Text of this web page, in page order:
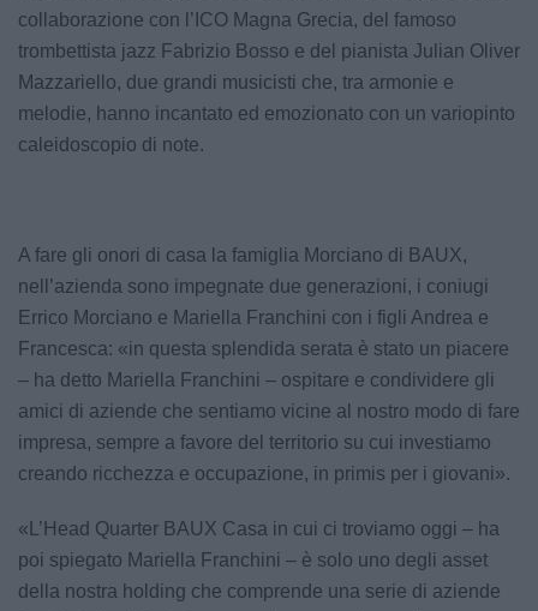
collaborazione con l’ICO Magna Grecia, del famoso
trombettista jazz Fabrizio Bosso e del pianista Julian Oliver
Mazzariello, due grandi musicisti che, tra armonie e
melodie, hanno incantato ed emozionato con un variopinto
caleidoscopio di note.
A fare gli onori di casa la famiglia Morciano di BAUX,
nell’azienda sono impegnate due generazioni, i coniugi
Errico Morciano e Mariella Franchini con i figli Andrea e
Francesca: «in questa splendida serata è stato un piacere
– ha detto Mariella Franchini – ospitare e condividere gli
amici di aziende che sentiamo vicine al nostro modo di fare
impresa, sempre a favore del territorio su cui investiamo
creando ricchezza e occupazione, in primis per i giovani».
«L’Head Quarter BAUX Casa in cui ci troviamo oggi – ha
poi spiegato Mariella Franchini – è solo uno degli asset
della nostra holding che comprende una serie di aziende